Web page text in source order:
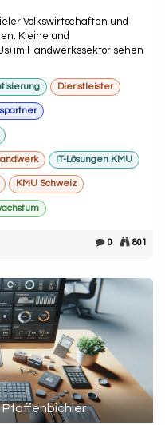
Volkswirtschaften und
Kleine und
im Handwerkssektor sehen
Dienstleister
IT-Lösungen KMU
KMU Schweiz
0 801
Pfaffenbichler